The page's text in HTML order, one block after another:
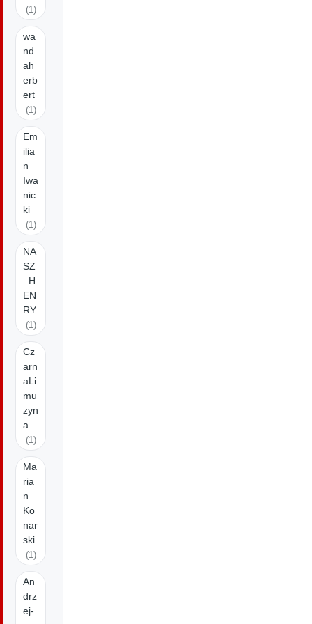
(1)
wa
nd
ah
erb
ert
(1)
Em
ilia
n
Iwa
nic
ki
(1)
NA
SZ
_H
EN
RY
(1)
Cz
arn
aLi
mu
zyn
a
(1)
Ma
ria
n
Ko
nar
ski
(1)
An
drz
ej-